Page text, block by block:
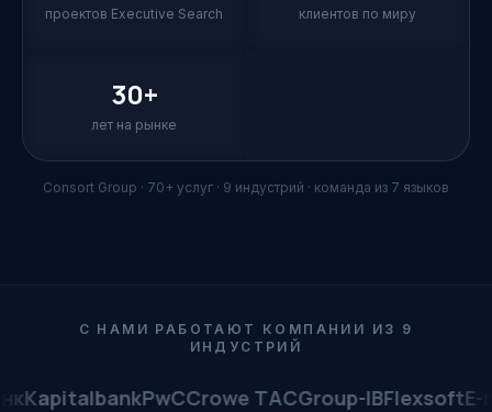
проектов Executive Search клиентов по миру
30+
лет на рынке
Consort Group · 70+ услуг · 9 индустрий · команда из 7 языков
С НАМИ РАБОТАЮТ КОМПАНИИ ИЗ 9
ИНДУСТРИЙ
PwCCrowe TACGroup-IBFlexsoftE-maktab